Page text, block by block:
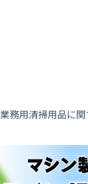
業務用清掃用品に